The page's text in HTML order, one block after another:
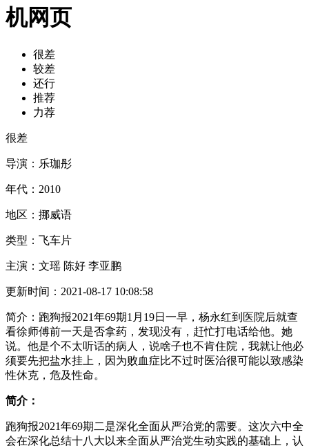
机网页
很差
较差
还行
推荐
力荐
很差
导演： 乐珈彤
年代： 2010
地区： 挪威语
类型： 飞车片
主演： 文瑶 陈好 李亚鹏
更新时间： 2021-08-17 10:08:58
简介： 跑狗报2021年69期1月19日一早，杨永红到医院后就查
看徐师傅前一天是否拿药，发现没有，赶忙打电话给他。她
说。他是个不太听话的病人，说啥子也不肯住院，我就让他必
须要先把盐水挂上，因为败血症比不过时医治很可能以致感染
性休克，危及性命。
简介：
跑狗报2021年69期二是深化全面从严治党的需要。这次六中全
会在深化总结十八大以来全面从严治党生动实践的基础上，认